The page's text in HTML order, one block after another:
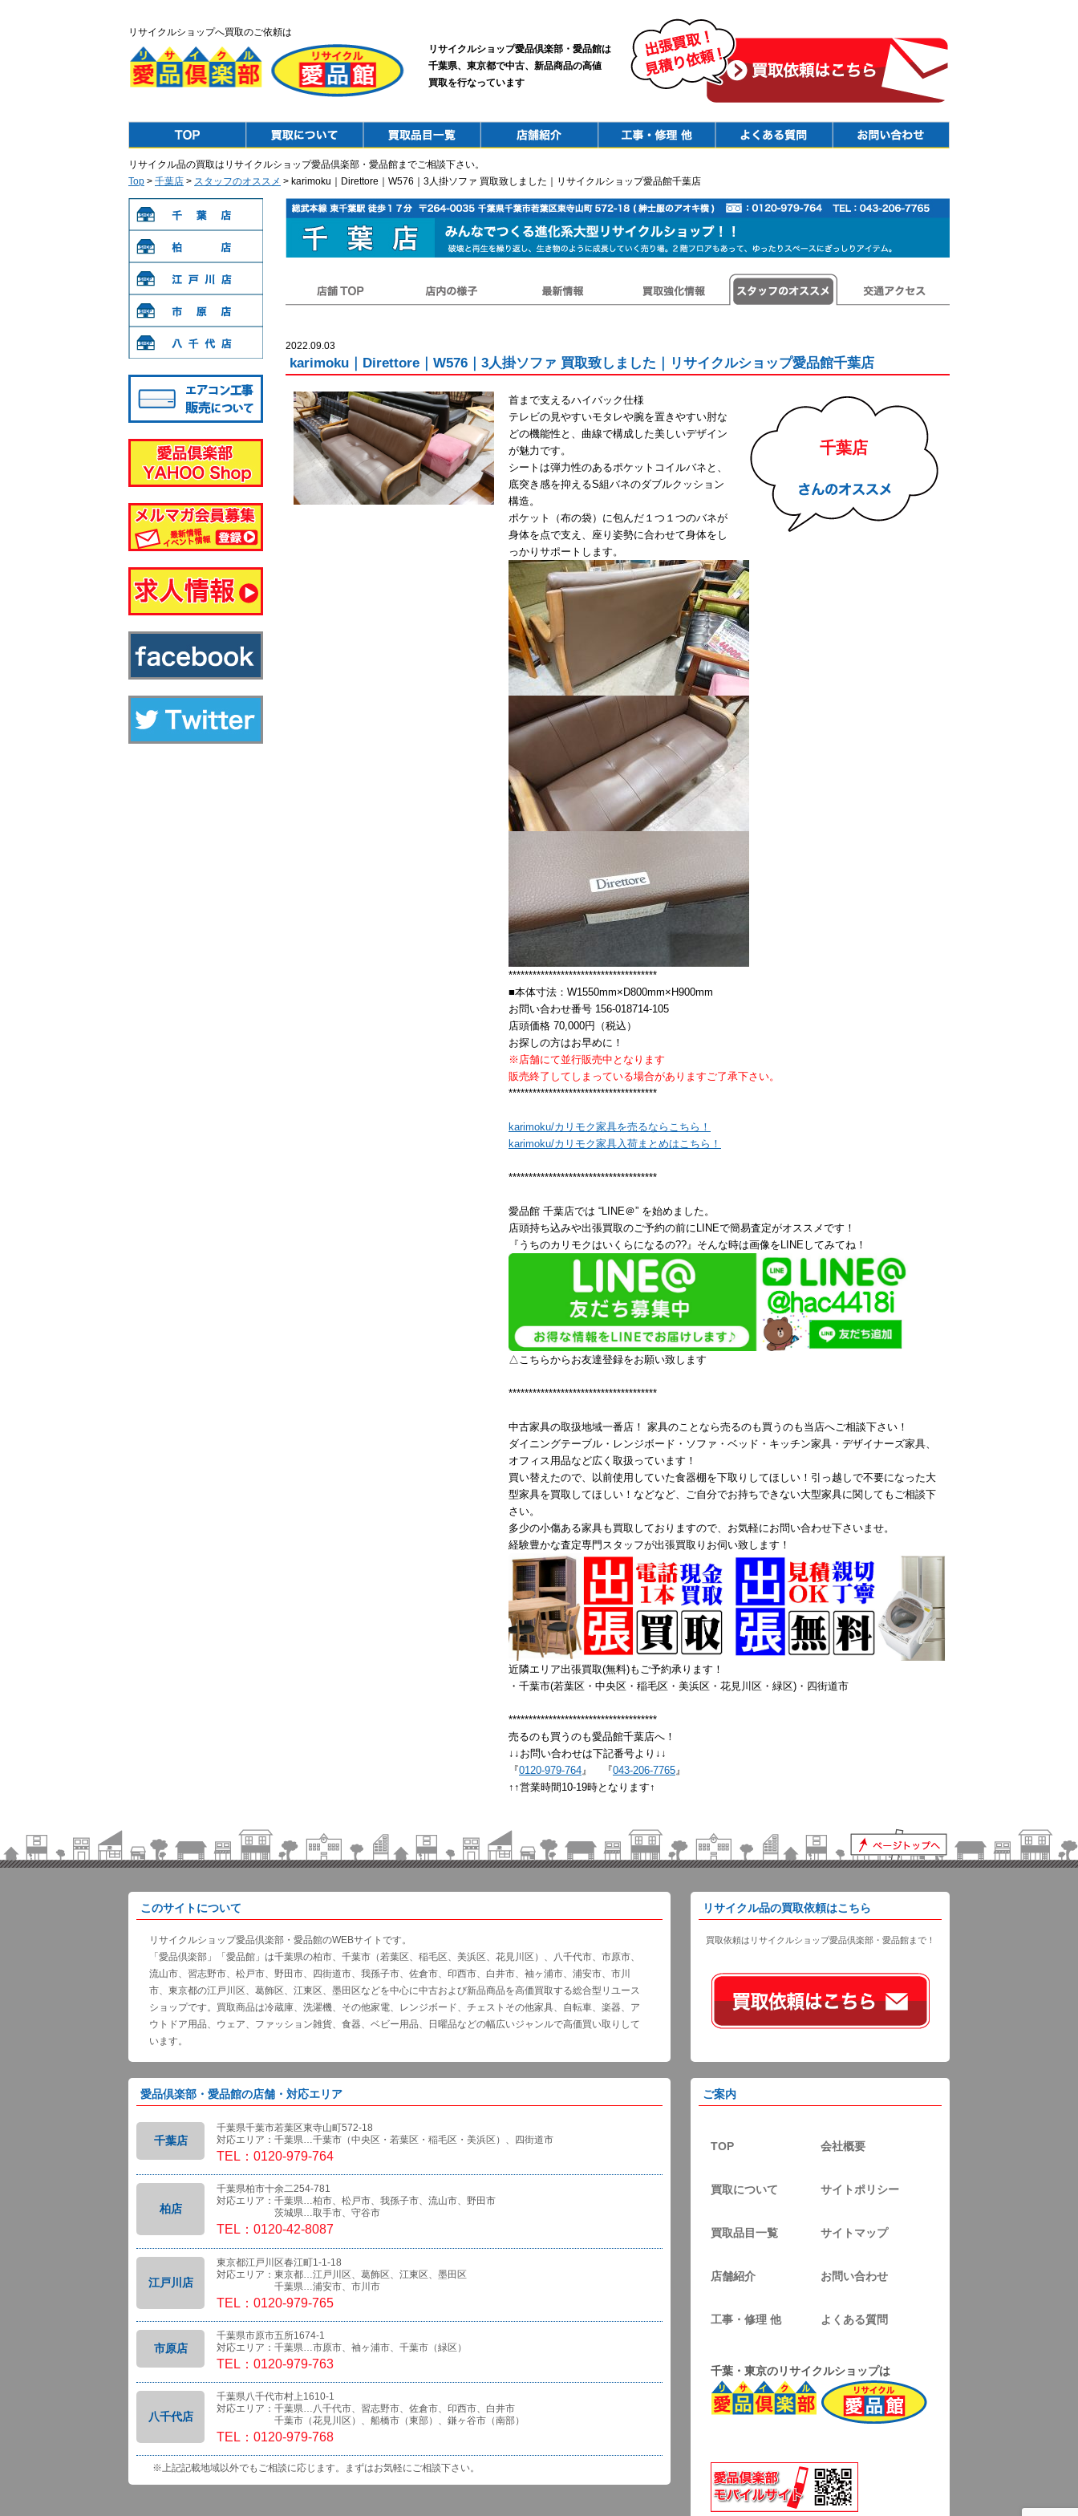
リサイクルショップへ買取のご依頼は
リサイクルショップ愛品倶楽部・愛品館は
千葉県、東京都で中古、新品商品の高値
買取を行なっています
リサイクル品の買取はリサイクルショップ愛品倶楽部・愛品館までご相談下さい。
Top > 千葉店 > スタッフのオススメ > karimoku｜Direttore｜W576｜3人掛ソファ 買取致しました｜リサイクルショップ愛品館千葉店
2022.09.03
karimoku｜Direttore｜W576｜3人掛ソファ 買取致しました｜リサイクルショップ愛品館千葉店
千葉店
首まで支えるハイバック仕様
テレビの見やすいモタレや腕を置きやすい肘な
どの機能性と、曲線で構成した美しいデザイン
が魅力です。
シートは弾力性のあるポケットコイルバネと、
底突き感を抑えるS組バネのダブルクッション
構造。
ポケット（布の袋）に包んだ１つ１つのバネが
身体を点で支え、座り姿勢に合わせて身体をし
っかりサポートします。
*************************************
■本体寸法：W1550mm×D800mm×H900mm
お問い合わせ番号 156-018714-105
店頭価格 70,000円（税込）
お探しの方はお早めに！
※店舗にて並行販売中となります
販売終了してしまっている場合がありますご了承下さい。
*************************************
karimoku/カリモク家具を売るならこちら！
karimoku/カリモク家具入荷まとめはこちら！
*************************************
愛品館 千葉店では “LINE＠” を始めました。
店頭持ち込みや出張買取のご予約の前にLINEで簡易査定がオススメです！
『うちのカリモクはいくらになるの??』そんな時は画像をLINEしてみてね！
△こちらからお友達登録をお願い致します
*************************************
中古家具の取扱地域一番店！ 家具のことなら売るのも買うのも当店へご相談下さい！
ダイニングテーブル・レンジボード・ソファ・ベッド・キッチン家具・デザイナーズ家具、
オフィス用品など広く取扱っています！
買い替えたので、以前使用していた食器棚を下取りしてほしい！引っ越しで不要になった大
型家具を買取してほしい！などなど、ご自分でお持ちできない大型家具に関してもご相談下
さい。
多少の小傷ある家具も買取しておりますので、お気軽にお問い合わせ下さいませ。
経験豊かな査定専門スタッフが出張買取りお伺い致します！
近隣エリア出張買取(無料)もご予約承ります！
・千葉市(若葉区・中央区・稲毛区・美浜区・花見川区・緑区)・四街道市
*************************************
売るのも買うのも愛品館千葉店へ！
↓↓お問い合わせは下記番号より↓↓
『0120-979-764』 『043-206-7765』
↑↑営業時間10-19時となります↑
このサイトについて
リサイクルショップ愛品倶楽部・愛品館のWEBサイトです。
「愛品倶楽部」「愛品館」は千葉県の柏市、千葉市（若葉区、稲毛区、美浜区、花見川区）、八千代市、市原市、
流山市、習志野市、松戸市、野田市、四街道市、我孫子市、佐倉市、印西市、白井市、袖ヶ浦市、浦安市、市川
市、東京都の江戸川区、葛飾区、江東区、墨田区などを中心に中古および新品商品を高価買取する総合型リユース
ショップです。買取商品は冷蔵庫、洗濯機、その他家電、レンジボード、チェストその他家具、自転車、楽器、ア
ウトドア用品、ウェア、ファッション雑貨、食器、ベビー用品、日曜品などの幅広いジャンルで高価買い取りして
います。
リサイクル品の買取依頼はこちら
買取依頼はリサイクルショップ愛品倶楽部・愛品館まで！
愛品倶楽部・愛品館の店舗・対応エリア
千葉店
千葉県千葉市若葉区東寺山町572-18
対応エリア：千葉県…千葉市（中央区・若葉区・稲毛区・美浜区）、四街道市
TEL：0120-979-764
柏店
千葉県柏市十余二254-781
対応エリア：千葉県…柏市、松戸市、我孫子市、流山市、野田市
茨城県…取手市、守谷市
TEL：0120-42-8087
江戸川店
東京都江戸川区春江町1-1-18
対応エリア：東京都…江戸川区、葛飾区、江東区、墨田区
千葉県…浦安市、市川市
TEL：0120-979-765
市原店
千葉県市原市五所1674-1
対応エリア：千葉県…市原市、袖ヶ浦市、千葉市（緑区）
TEL：0120-979-763
八千代店
千葉県八千代市村上1610-1
対応エリア：千葉県…八千代市、習志野市、佐倉市、印西市、白井市
千葉市（花見川区）、船橋市（東部）、鎌ヶ谷市（南部）
TEL：0120-979-768
※上記記載地域以外でもご相談に応じます。まずはお気軽にご相談下さい。
ご案内
TOP 会社概要
買取について サイトポリシー
買取品目一覧 サイトマップ
店舗紹介 お問い合わせ
工事・修理 他 よくある質問
千葉・東京のリサイクルショップは